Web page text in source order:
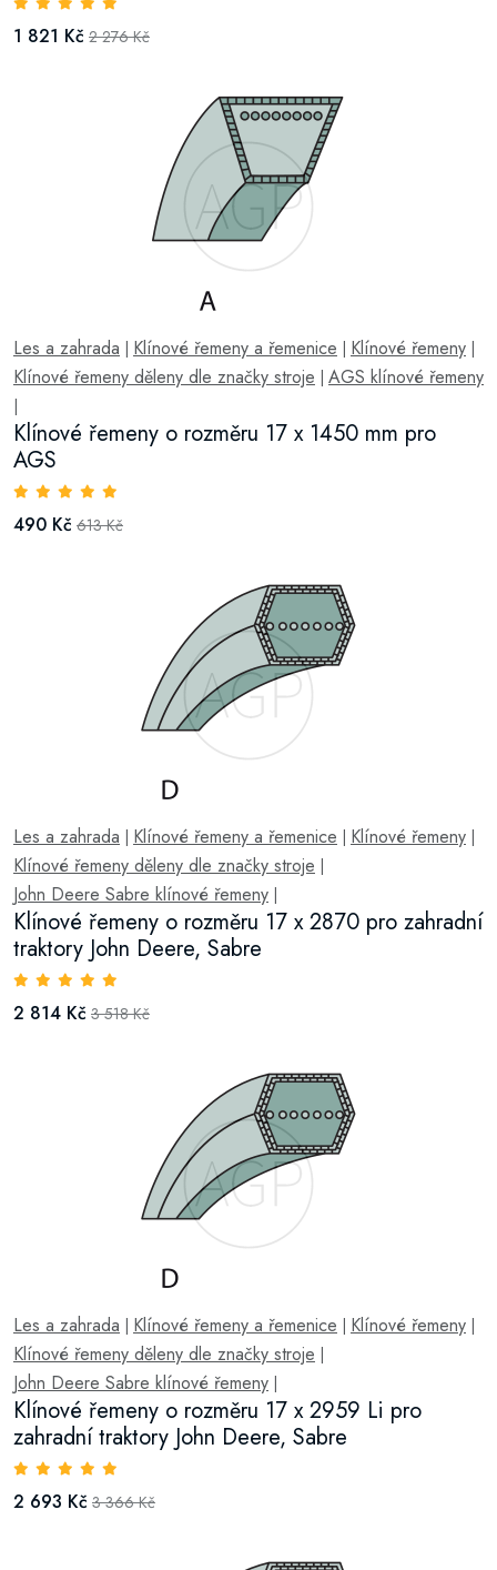
1 821 Kč 2 276 Kč
Les a zahrada Klínové řemeny a řemenice Klínové řemeny
Klínové řemeny děleny dle značky stroje AGS klínové řemeny
Klínové řemeny o rozměru 17 x 1450 mm pro
AGS
490 Kč 613 Kč
Les a zahrada Klínové řemeny a řemenice Klínové řemeny
Klínové řemeny děleny dle značky stroje
John Deere Sabre klínové řemeny
Klínové řemeny o rozměru 17 x 2870 pro zahradní
traktory John Deere, Sabre
2 814 Kč 3 518 Kč
Les a zahrada Klínové řemeny a řemenice Klínové řemeny
Klínové řemeny děleny dle značky stroje
John Deere Sabre klínové řemeny
Klínové řemeny o rozměru 17 x 2959 Li pro
zahradní traktory John Deere, Sabre
2 693 Kč 3 366 Kč